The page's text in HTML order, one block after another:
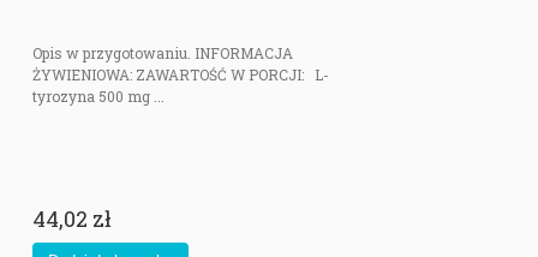
Opis w przygotowaniu. INFORMACJA
ŻYWIENIOWA: ZAWARTOŚĆ W PORCJI: L-
tyrozyna 500 mg ...
44,02 zł